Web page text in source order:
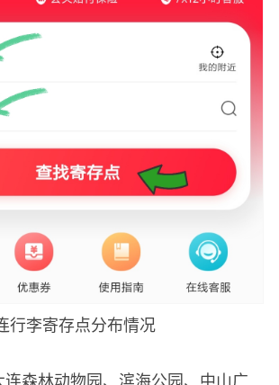
行李寄存点分布情况
森林动物园、滨海公园、中山广